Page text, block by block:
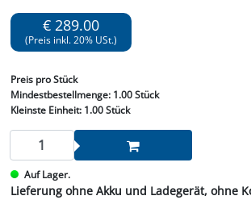
€ 289.00
(Preis inkl. 20% USt.)
Preis pro Stück
Mindestbestellmenge: 1.00 Stück
Kleinste Einheit:1.00 Stück
Auf Lager.
Lieferung ohne Akku und Ladegerät, ohne